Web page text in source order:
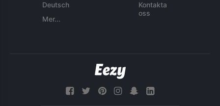
Deutsch
Mer...
Kontakta
oss